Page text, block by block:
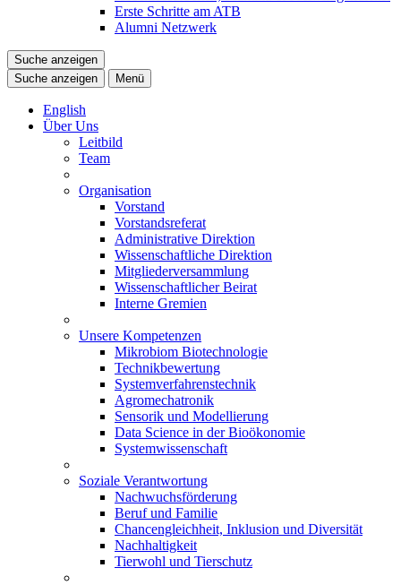
Erste Schritte am ATB
Alumni Netzwerk
Suche anzeigen
Suche anzeigen
Menü
English
Über Uns
Leitbild
Team
Organisation
Vorstand
Vorstandsreferat
Administrative Direktion
Wissenschaftliche Direktion
Mitgliederversammlung
Wissenschaftlicher Beirat
Interne Gremien
Unsere Kompetenzen
Mikrobiom Biotechnologie
Technikbewertung
Systemverfahrenstechnik
Agromechatronik
Sensorik und Modellierung
Data Science in der Bioökonomie
Systemwissenschaft
Soziale Verantwortung
Nachwuchsförderung
Beruf und Familie
Chancengleichheit, Inklusion und Diversität
Nachhaltigkeit
Tierwohl und Tierschutz